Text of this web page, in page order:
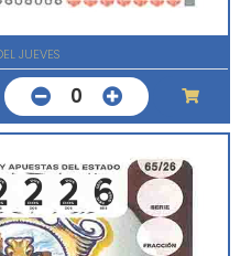
JUEVES
0